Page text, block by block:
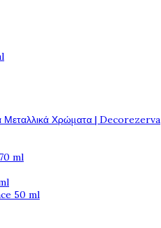
Μεταλλικά Χρώματα | Decorezerva
ml
50 ml